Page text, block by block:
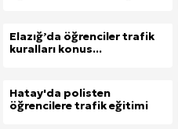
Elazığ’da öğrenciler trafik
kuralları konus...
Hatay'da polisten
öğrencilere trafik eğitimi